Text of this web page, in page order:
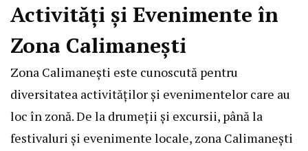
Activități și Evenimente în
Zona Calimanești
Zona Calimanești este cunoscută pentru
diversitatea activităților și evenimentelor care au
loc în zonă. De la drumeții și excursii, până la
festivaluri și evenimente locale, zona Calimanești